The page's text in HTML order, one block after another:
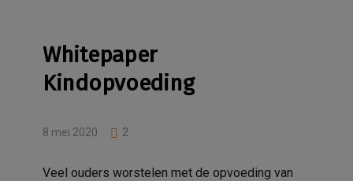
Whitepaper
Kindopvoeding
8 mei 2020 2
Veel ouders worstelen met de opvoeding van